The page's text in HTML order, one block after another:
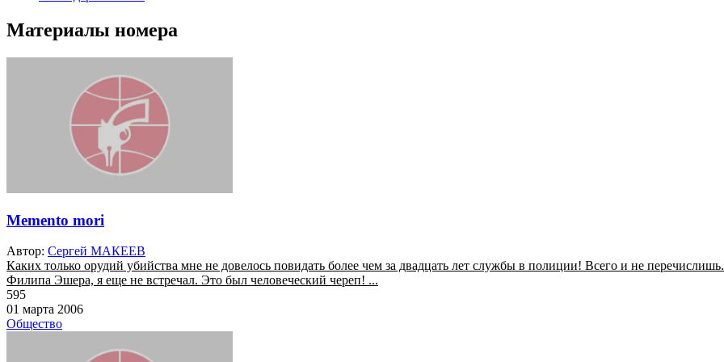
Материалы номера
Memento mori
Автор: Сергей МАКЕЕВ
Каких только орудий убийства мне не довелось повидать более чем за двадцать лет службы в полиции! Всего и не
Филипа Эшера, я еще не встречал. Это был человеческий череп! ...
595
01 марта 2006
Общество